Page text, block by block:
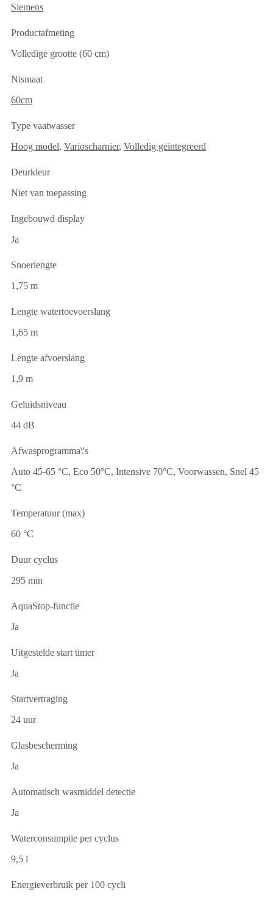
Siemens
Productafmeting
Volledige grootte (60 cm)
Nismaat
60cm
Type vaatwasser
Hoog model, Varioscharnier, Volledig geïntegreerd
Deurkleur
Niet van toepassing
Ingebouwd display
Ja
Snoerlengte
1,75 m
Lengte watertoevoerslang
1,65 m
Lengte afvoerslang
1,9 m
Geluidsniveau
44 dB
Afwasprogramma\'s
Auto 45-65 °C, Eco 50°C, Intensive 70°C, Voorwassen, Snel 45
°C
Temperatuur (max)
60 °C
Duur cyclus
295 min
AquaStop-functie
Ja
Uitgestelde start timer
Ja
Startvertraging
24 uur
Glasbescherming
Ja
Automatisch wasmiddel detectie
Ja
Waterconsumptie per cyclus
9,5 l
Energieverbruik per 100 cycli